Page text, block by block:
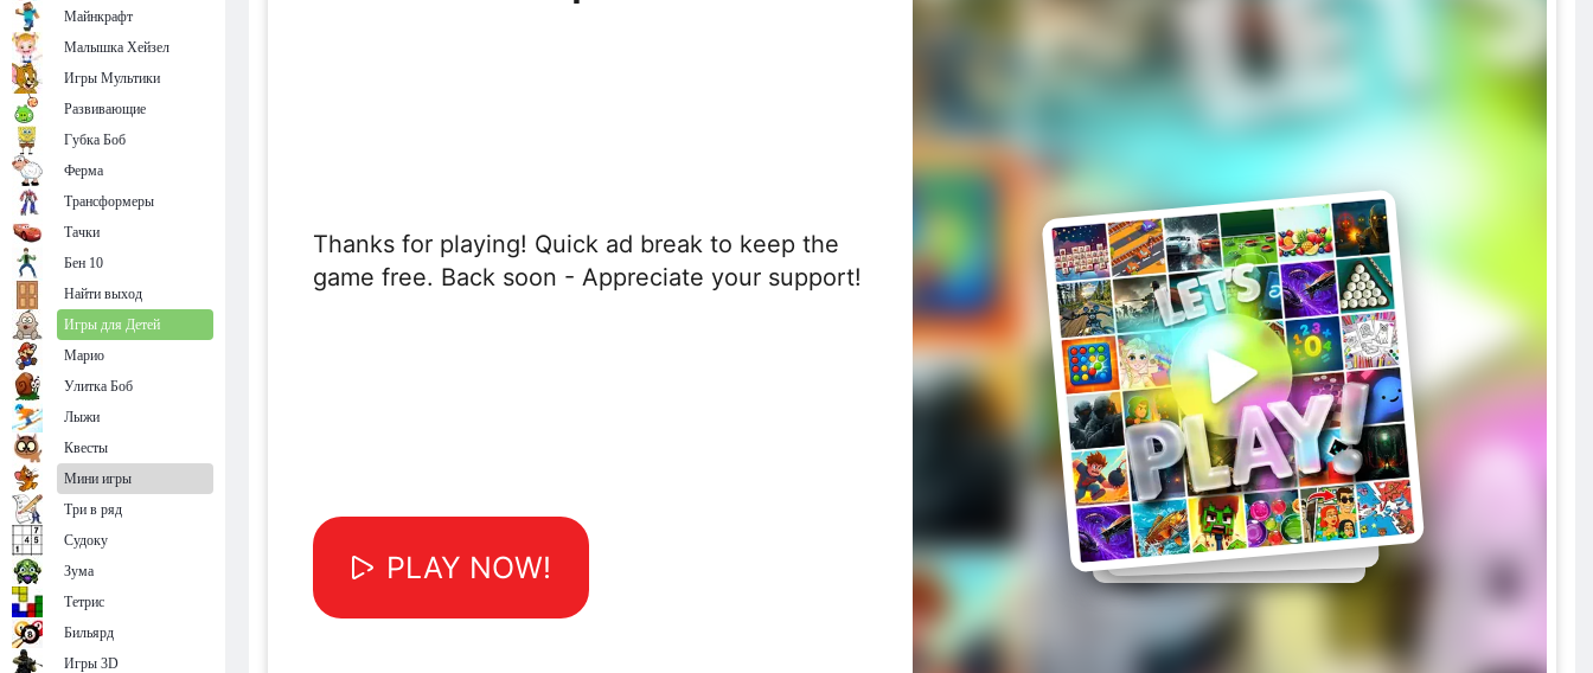
Майнкрафт
Малышка Хейзел
Игры Мультики
Развивающие
Губка Боб
Ферма
Трансформеры
Тачки
Бен 10
Найти выход
Игры для Детей
Марио
Улитка Боб
Лыжи
Квесты
Мини игры
Три в ряд
Судоку
Зума
Тетрис
Бильярд
Игры 3D